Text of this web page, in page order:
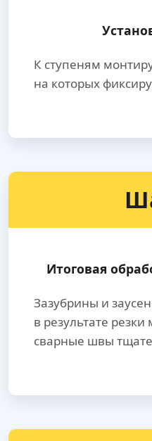
К ступеням
на которых
Итоговая
Зазубрины и
в результате
сварные швы